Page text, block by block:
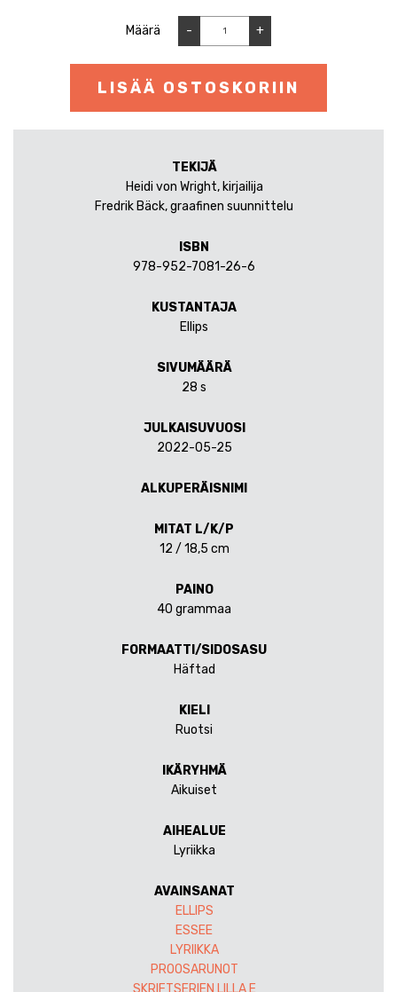
Määrä - +
LISÄÄ OSTOSKORIIN
TEKIJÄ
Heidi von Wright, kirjailija
Fredrik Bäck, graafinen suunnittelu
ISBN
978-952-7081-26-6
KUSTANTAJA
Ellips
SIVUMÄÄRÄ
28 s
JULKAISUVUOSI
2022-05-25
ALKUPERÄISNIMI
MITAT L/K/P
12 / 18,5 cm
PAINO
40 grammaa
FORMAATTI/SIDOSASU
Häftad
KIELI
Ruotsi
IKÄRYHMÄ
Aikuiset
AIHEALUE
Lyriikka
AVAINSANAT
ELLIPS
ESSEE
LYRIIKKA
PROOSARUNOT
SKRIFTSERIEN LILLA E